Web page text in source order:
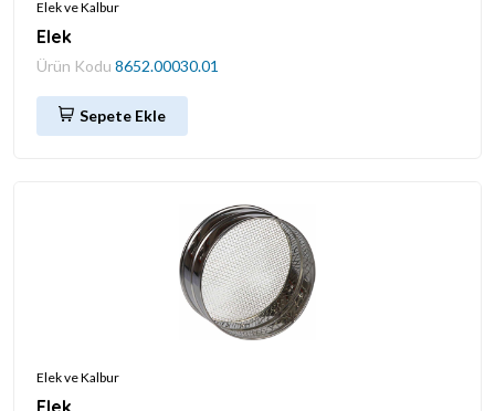
Elek ve Kalbur
Elek
Ürün Kodu 8652.00030.01
Sepete Ekle
Elek ve Kalbur
Elek